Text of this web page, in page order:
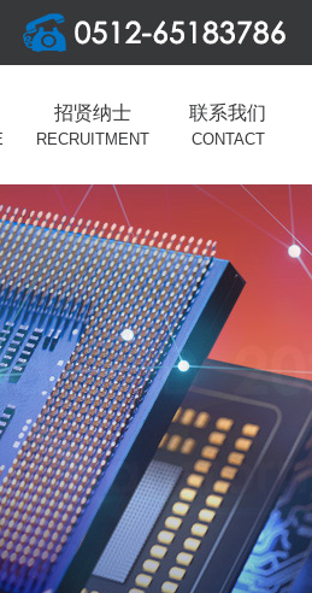
招贤纳士
RECRUITMENT
联系我们
CONTACT